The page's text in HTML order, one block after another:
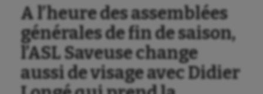
Auto
Aviron
Balle à la main
Ballon au poing
A l’heure des assemblées
générales de fin de saison,
l’ASL Saveuse change
aussi de visage avec Didier